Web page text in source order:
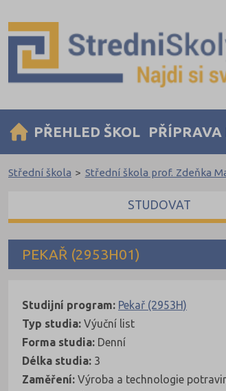
PŘEHLED ŠKOL
PEKAŘ (2953H01)
Střední škola > Střední škola prof. Zdeňka
Studijní program: Pekař (2953H)
Typ studia: Výuční list
Forma studia: Denní
Délka studia: 3
Zaměření: Výroba a technologie
STUDOVAT